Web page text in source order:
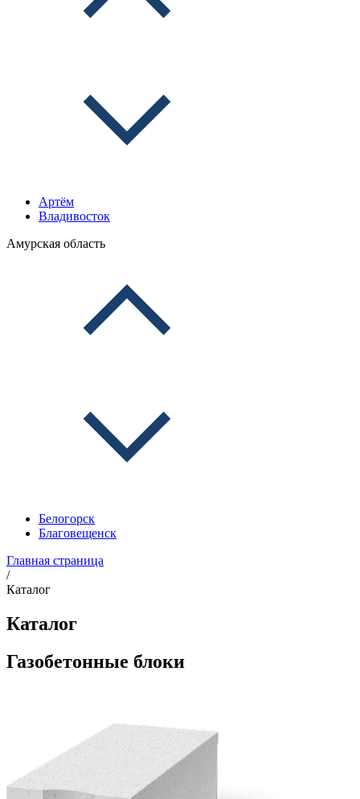
Артём
Владивосток
Амурская область
Белогорск
Благовещенск
Главная страница
/
Каталог
Каталог
Газобетонные блоки